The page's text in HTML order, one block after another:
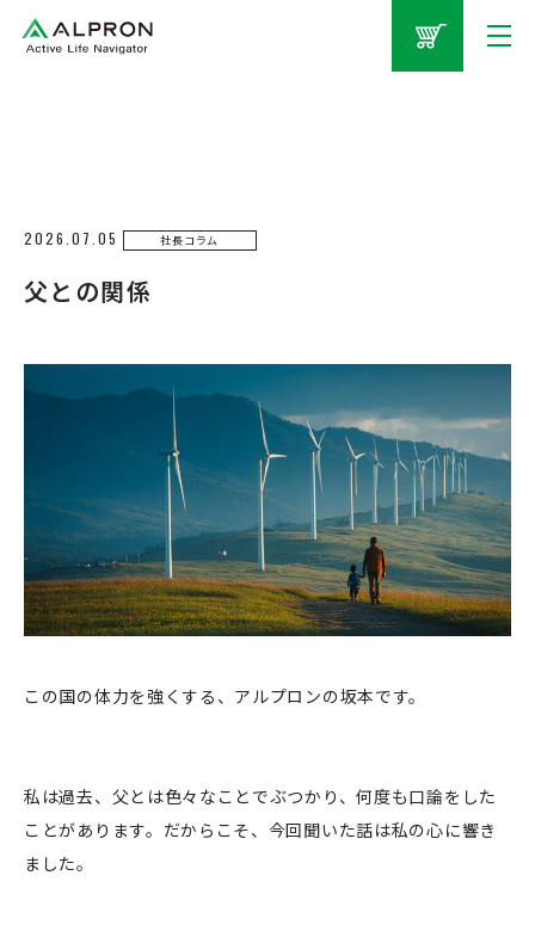
2026.07.05 社長コラム
父との関係
この国の体力を強くする、アルプロンの坂本です。
私は過去、父とは色々なことでぶつかり、何度も口論をした
ことがあります。だからこそ、今回聞いた話は私の心に響き
ました。